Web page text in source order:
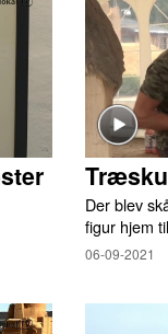
Der blev
figur hjem
06-09-2021